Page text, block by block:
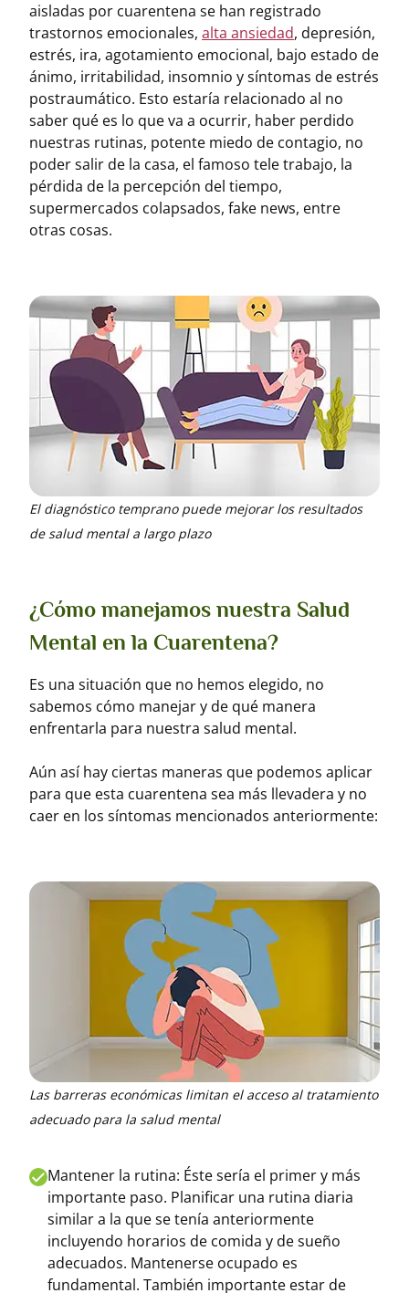
aisladas por cuarentena se han registrado
trastornos emocionales, alta ansiedad, depresión,
estrés, ira, agotamiento emocional, bajo estado de
ánimo, irritabilidad, insomnio y síntomas de estrés
postraumático. Esto estaría relacionado al no
saber qué es lo que va a ocurrir, haber perdido
nuestras rutinas, potente miedo de contagio, no
poder salir de la casa, el famoso tele trabajo, la
pérdida de la percepción del tiempo,
supermercados colapsados, fake news, entre
otras cosas.
El diagnóstico temprano puede mejorar los resultados
de salud mental a largo plazo
¿Cómo manejamos nuestra Salud
Mental en la Cuarentena?
Es una situación que no hemos elegido, no
sabemos cómo manejar y de qué manera
enfrentarla para nuestra salud mental.
Aún así hay ciertas maneras que podemos aplicar
para que esta cuarentena sea más llevadera y no
caer en los síntomas mencionados anteriormente:
Las barreras económicas limitan el acceso al tratamiento
adecuado para la salud mental
Mantener la rutina: Éste sería el primer y más
importante paso. Planificar una rutina diaria
similar a la que se tenía anteriormente
incluyendo horarios de comida y de sueño
adecuados. Mantenerse ocupado es
fundamental. También importante estar de